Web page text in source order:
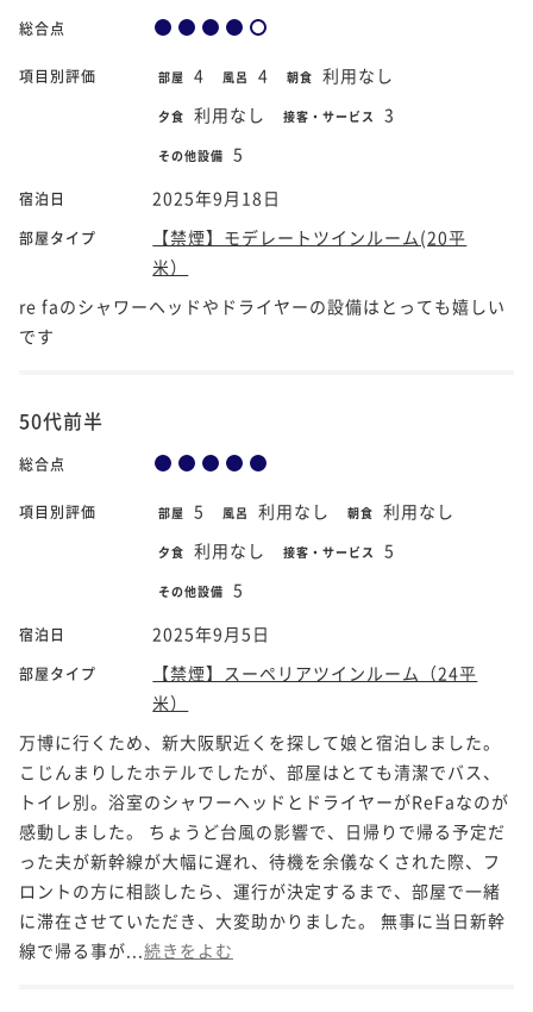
総合点
項目別評価 部屋 4 風呂 4 朝食 利用なし
夕食 利用なし 接客・サービス 3
その他設備 5
宿泊日 2025年9月18日
部屋タイプ
【禁煙】モデレートツインルーム(20平
米）
re faのシャワーヘッドやドライヤーの設備はとっても嬉しい
です
50代前半
総合点
項目別評価 部屋 5 風呂 利用なし 朝食 利用なし
夕食 利用なし 接客・サービス 5
その他設備 5
宿泊日 2025年9月5日
部屋タイプ
【禁煙】スーペリアツインルーム（24平
米）
万博に行くため、新大阪駅近くを探して娘と宿泊しました。
こじんまりしたホテルでしたが、部屋はとても清潔でバス、
トイレ別。浴室のシャワーヘッドとドライヤーがReFaなのが
感動しました。 ちょうど台風の影響で、日帰りで帰る予定だ
った夫が新幹線が大幅に遅れ、待機を余儀なくされた際、フ
ロントの方に相談したら、運行が決定するまで、部屋で一緒
に滞在させていただき、大変助かりました。 無事に当日新幹
線で帰る事が... 続きをよむ